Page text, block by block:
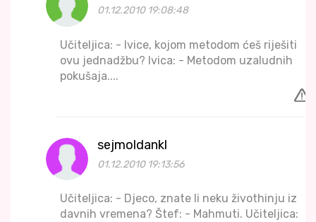
01.12.2010 19:08:48
Učiteljica: - Ivice, kojom metodom ćeš riješiti
ovu jednadžbu? Ivica: - Metodom uzaludnih
pokušaja....
sejmoldankl
01.12.2010 19:13:56
Učiteljica: - Djeco, znate li neku živothinju iz
davnih vremena? Štef: - Mahmuti. Učiteljica: